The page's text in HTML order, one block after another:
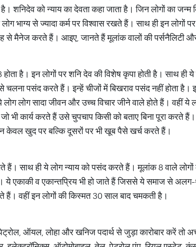
शनिदेव को न्याय का देवता कहा जाता है। जिन लोगों का जन्म
भाग्य से ज्यादा कर्म पर विश्वास रखते हैं। साथ ही इन लोगों
से मैनेज करते हैं। आइए, जानते हैं मूलांक वालों की पर्सनैलिटी
है। इन लोगों पर शनि देव की विशेष कृपा होती है। साथ
चलना पसंद करते हैं। इन्हें चीजों में बिखराव पसंद नहीं होता है।
लोग सादा जीवन और उच्च विचार जीने वाले होते हैं। वहीं ये
भी कार्य करते हैं उसे चुपचाप किसी को बताए बिना पूरा करते
खुद पर बल्कि दूसरों पर भी खूब पैसे खर्च करते हैं।
हैं। साथ ही ये लोग न्याय को पसंद करते हैं। मूलांक 8 वाले
है। ये एकाकी व एकान्तप्रिय भी हो जाते हैं जिससे ये समाज से
हैं। वहीं इन लोगों की किस्मत 30 साल बाद चमकती है।
ऑयल, लोहा और खनिज पदार्थ से जुड़ा कारोबार करें तो